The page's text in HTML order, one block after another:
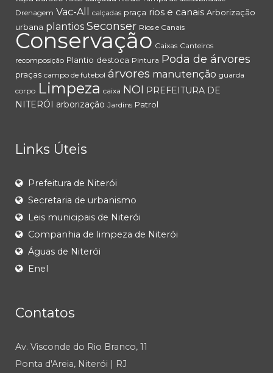
Drenagem Vac-All calçadas praça rios e canais Arborização
urbana plantios Seconser Rios e Canais
Conservação Caixas Canteiros
recomposição Plantio destoca Pintura Poda de árvores
praças campo de futebol árvores manutenção guarda
corpo Limpeza caixa NOI PREFEITURA DE
NITERÓI
arborização Jardins Patrol
Links Úteis
Prefeitura de Niterói
Secretaria de urbanismo
Leis municipais de Niterói
Companhia de limpeza de Niterói
Águas de Niterói
Enel
Contatos
Av. Visconde do Rio Branco, 11
Ponta d'Areia, Niterói | RJ